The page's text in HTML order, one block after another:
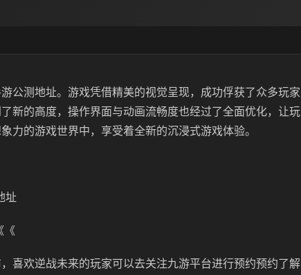
公测地址。游戏凭借精美的视觉呈现，成功俘获了众多玩家
新的高度，操作界面与动画流畅度也经过了全面优化，让玩
力的游戏世界中，享受着全新的沉浸式游戏体验。
址
《
喜欢逆战未来的玩家可以去关注九游平台进行预约预约了解